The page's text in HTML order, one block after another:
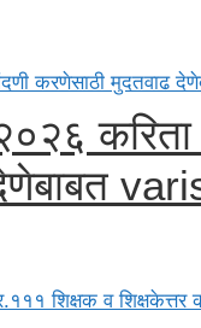
२०२६